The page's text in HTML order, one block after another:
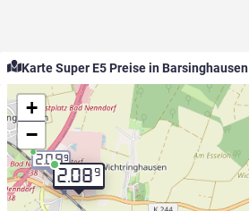
Karte Super E5 Preise in Barsinghausen
2.089
2.099
+
−